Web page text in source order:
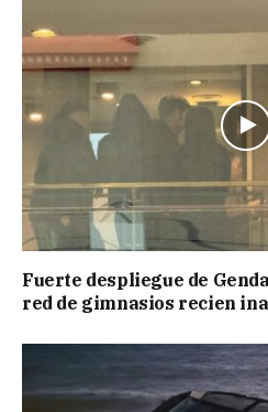
Fuerte despliegue de
red de gimnasios recien